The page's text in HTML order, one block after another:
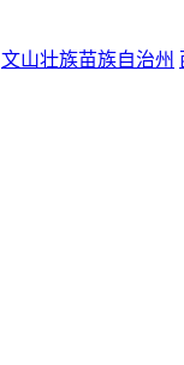
文山壮族苗族自治州